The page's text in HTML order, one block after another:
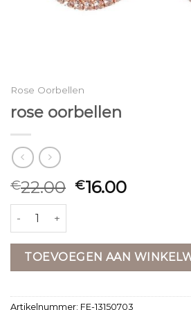
Rose Oorbellen
rose oorbellen
€22.00 €16.00
rose oorbellen aantal
TOEVOEGEN AAN
Artikelnummer: FE-13150703